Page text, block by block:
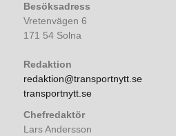
Besöksadress
Vretenvägen 6
171 54 Solna
Redaktion
redaktion@transportnytt.se
transportnytt.se
Chefredaktör
Lars Andersson